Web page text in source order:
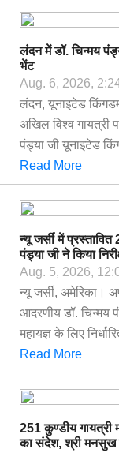
लंदन में डॉ. चिन्मय
भेंट
Aug. 6, 2026,
लंदन, यूनाइटेड
अखिल विश्व गायत्री
पंड्या जी यूनाइटेड
Read More
न्यू जर्सी में
पंड्या जी ने किया
Aug. 5, 2026,
न्यू जर्सी, अमेरिका।
आदरणीय डॉ. चिन्मय
महायज्ञ के लिए
Read More
251 कुण्डीय गायत्री
का संदेश, श्री मनसुख